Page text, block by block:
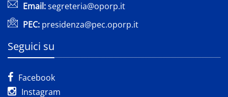
Email:segreteria@oporp.it
PEC: presidenza@pec.oporp.it
Seguici su
Facebook
Instagram